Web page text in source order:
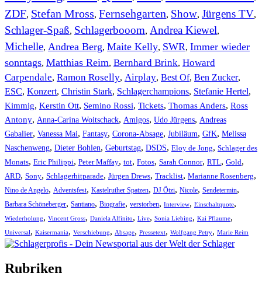
ZDF, Stefan Mross, Fernsehgarten, Show, Jürgens TV,
Schlager-Spaß, Schlagerbooom, Andrea Kiewel,
Michelle, Andrea Berg, Maite Kelly, SWR, Immer wieder
sonntags, Matthias Reim, Bernhard Brink, Howard
Carpendale, Ramon Roselly, Airplay, Best Of, Ben Zucker,
ESC, Konzert, Christin Stark, Schlagerchampions, Stefanie Hertel,
Kimmig, Kerstin Ott, Semino Rossi, Tickets, Thomas Anders, Ross
Antony, Anna-Carina Woitschack, Amigos, Udo Jürgens, Andreas
Gabalier, Vanessa Mai, Fantasy, Corona-Absage, Jubiläum, GfK, Melissa
Naschenweng, Dieter Bohlen, Geburtstag, DSDS, Eloy de Jong, Schlager des
Monats, Eric Philippi, Peter Maffay, tot, Fotos, Sarah Connor, RTL, Gold,
ARD, Sony, Schlagerhitparade, Jürgen Drews, Tracklist, Marianne Rosenberg,
Nino de Angelo, Adventsfest, Kastelruther Spatzen, DJ Ötzi, Nicole, Sendetermin,
Barbara Schöneberger, Santiano, Biografie, verstorben, Interview, Einschaltquote,
Wiederholung, Vincent Gross, Daniela Alfinito, Live, Sonia Liebing, Kai Pflaume,
Universal , Kaisermania, Verschiebung, Absage, Pressetext, Wolfgang Petry, Marie Reim
Rubriken